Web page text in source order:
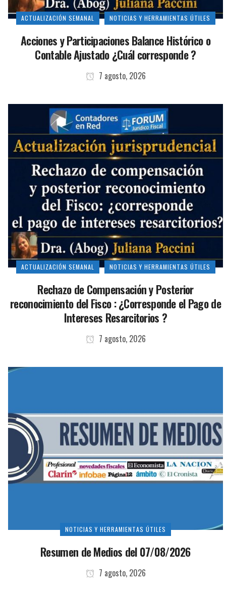
ACTUALIZACIÓN SEMANAL NOTICIAS Y HERRAMIENTAS ÚTILES
Acciones y Participaciones Balance Histórico o
Contable Ajustado ¿Cuál corresponde ?
7 agosto, 2026
ACTUALIZACIÓN SEMANAL NOTICIAS Y HERRAMIENTAS ÚTILES
Rechazo de Compensación y Posterior
reconocimiento del Fisco : ¿Corresponde el Pago de
Intereses Resarcitorios ?
7 agosto, 2026
NOTICIAS Y HERRAMIENTAS ÚTILES
Resumen de Medios del 07/08/2026
7 agosto, 2026